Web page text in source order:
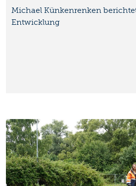
Michael Künkenrenken
Entwicklung